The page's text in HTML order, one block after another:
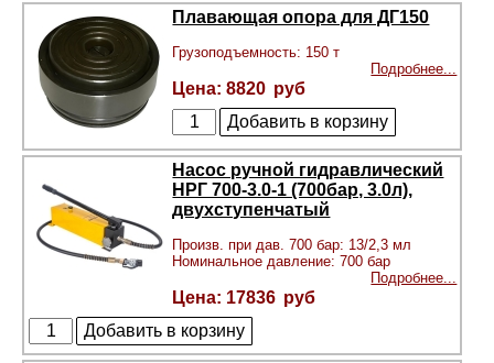
Плавающая опора для ДГ150
Грузоподъемность: 150 т
Подробнее...
8820
Насос ручной гидравлический
НРГ 700-3.0-1 (700бар, 3.0л),
двухступенчатый
Произв. при дав. 700 бар: 13/2,3 мл
Номинальное давление: 700 бар
Подробнее...
17836